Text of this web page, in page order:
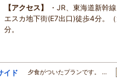
アクセス
・JR、東海道新幹
エスカ地下街(E7出口)徒歩4分。
分。
イド
夕食がついたプランです。 …